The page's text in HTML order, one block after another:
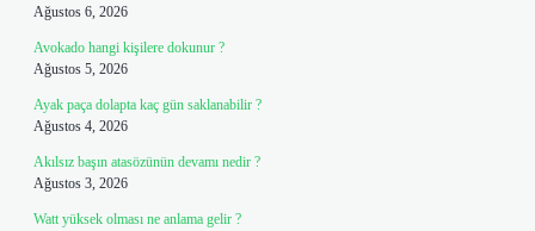
Ağustos 6, 2026
Avokado hangi kişilere dokunur ?
Ağustos 5, 2026
Ayak paça dolapta kaç gün saklanabilir ?
Ağustos 4, 2026
Akılsız başın atasözünün devamı nedir ?
Ağustos 3, 2026
Watt yüksek olması ne anlama gelir ?